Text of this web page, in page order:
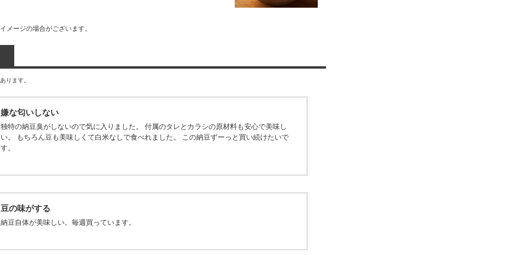
メージの場合がございます。
ります。
嫌な匂いしない
独特の納豆臭がしないので気に入りました。 付属のタレとカラシの原材料も安心で美味し
い。 もちろん豆も美味しくて白米なしで食べれました。 この納豆ずーっと買い続けたいで
す。
豆の味がする
納豆自体が美味しい。毎週買っています。